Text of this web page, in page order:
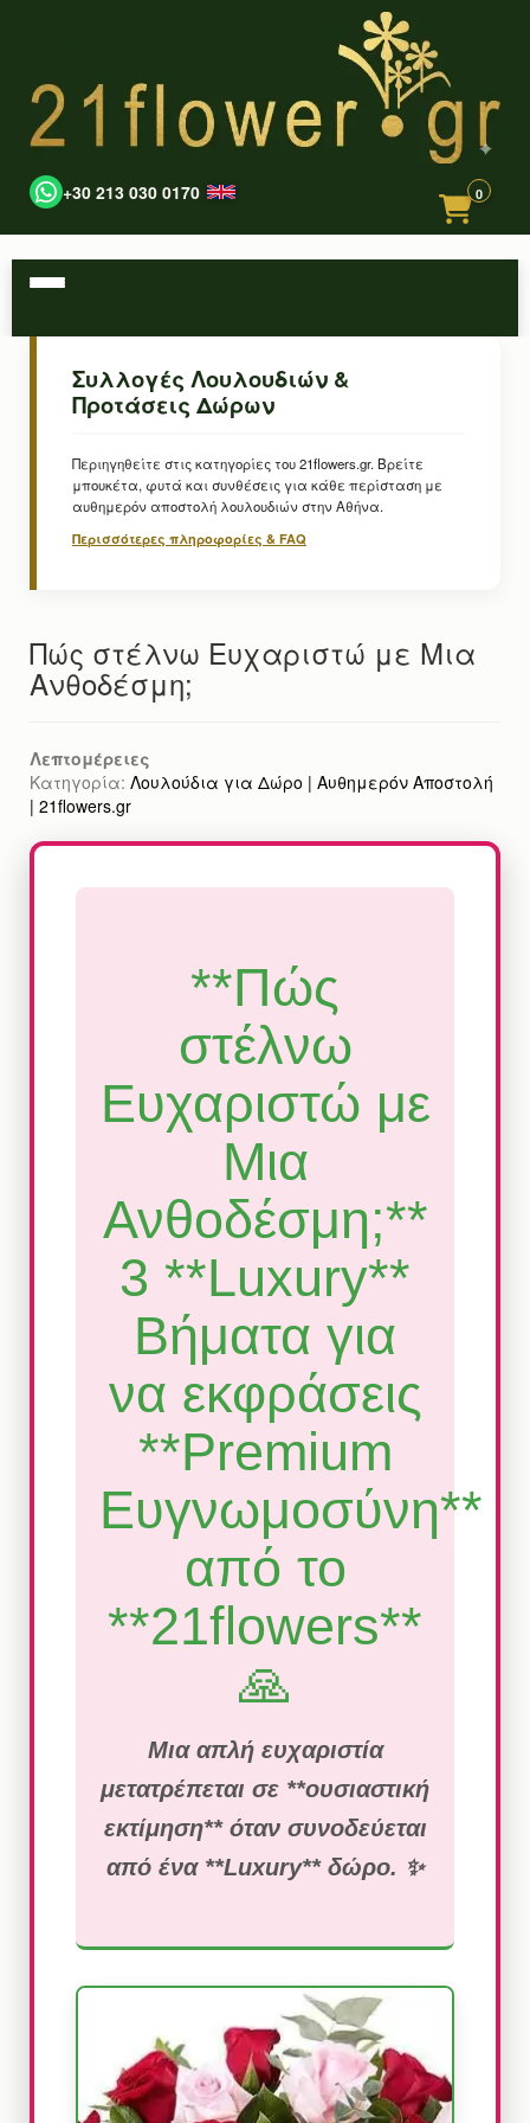
+30 213 030 0170 0
Συλλογές Λουλουδιών &
Προτάσεις Δώρων
Περιηγηθείτε στις κατηγορίες του 21flowers.gr. Βρείτε
μπουκέτα, φυτά και συνθέσεις για κάθε περίσταση με
αυθημερόν αποστολή λουλουδιών στην Αθήνα.
Περισσότερες πληροφορίες & FAQ
Πώς στέλνω Ευχαριστώ με Μια
Ανθοδέσμη;
Λεπτομέρειες
Κατηγορία: Λουλούδια για Δώρο | Αυθημερόν Αποστολή
| 21flowers.gr
**Πώς
στέλνω
Ευχαριστώ με
Μια
Ανθοδέσμη;**
3 **Luxury**
Βήματα για
να εκφράσεις
**Premium
Ευγνωμοσύνη**
από το
**21flowers**
🙏
Μια απλή ευχαριστία
μετατρέπεται σε **ουσιαστική
εκτίμηση** όταν συνοδεύεται
από ένα **Luxury** δώρο. ✨